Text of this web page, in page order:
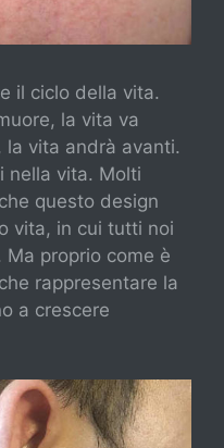
il ciclo della vita.
la vita va
la vita andrà avanti.
nella vita. Molti
questo design
vita, in cui tutti noi
proprio come è
rappresentare la
a crescere